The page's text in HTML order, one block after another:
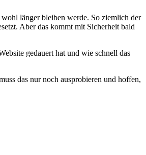
länger bleiben werde. So ziemlich der
Aber das kommt mit Sicherheit bald
gedauert hat und wie schnell das
das nur noch ausprobieren und hoffen,